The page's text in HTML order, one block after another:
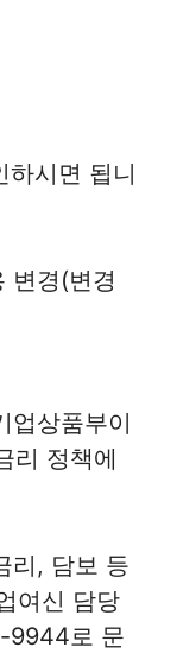
하시면 됩니
변경(변경
업상품부이
리 정책에
리, 담보 등
여신 담당
9944로 문